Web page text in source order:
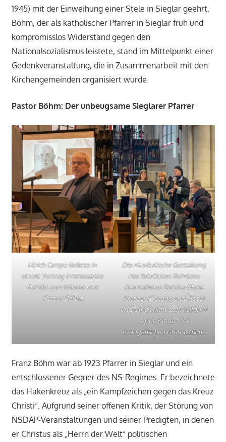
1945) mit der Einweihung einer Stele in Sieglar geehrt.
Böhm, der als katholischer Pfarrer in Sieglar früh und
kompromisslos Widerstand gegen den
Nationalsozialismus leistete, stand im Mittelpunkt einer
Gedenkveranstaltung, die in Zusammenarbeit mit den
Kirchengemeinden organisiert wurde.
Pastor Böhm: Der unbeugsame Sieglarer Pfarrer
Ulrich Campe lieferte in
einem Vortrag interessante
Details zum Wirken von
Pastor Böhm
Die musikalische Gestaltung
des feierlichen Rahmens
übernahmen Bettina Maria
Kreuzer (Gesang und Flöte)
und Ulrich Matuszak (Gitarre)
sowie Kinder der
Evangelischen Grundschule.
Franz Böhm war ab 1923 Pfarrer in Sieglar und ein
entschlossener Gegner des NS-Regimes. Er bezeichnete
das Hakenkreuz als „ein Kampfzeichen gegen das Kreuz
Christi“. Aufgrund seiner offenen Kritik, der Störung von
NSDAP-Veranstaltungen und seiner Predigten, in denen
er Christus als „Herrn der Welt“ politischen